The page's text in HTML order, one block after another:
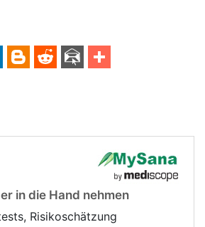
in die Hand nehmen
Risikoschätzung